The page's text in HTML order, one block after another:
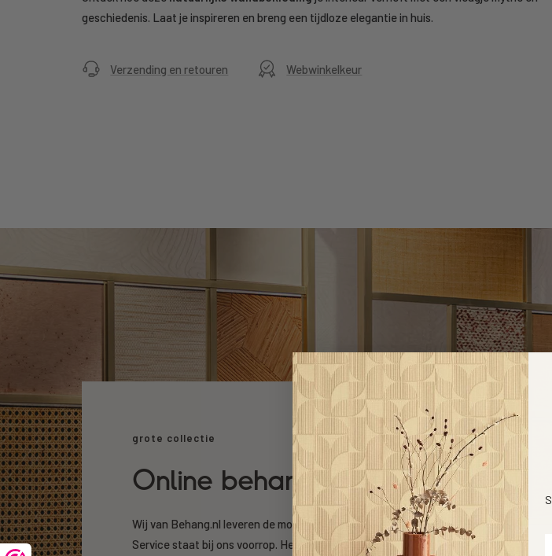
geschiedenis. Laat je inspireren en breng een tijdloze elegantie in huis.
Verzending en retouren Webwinkelkeur
grote collectie
Online behang kopen
Wij van Behang.nl leveren de mooiste behang merken.
Service staat bij ons voorrop. Heeft u een vraag? Aarzel